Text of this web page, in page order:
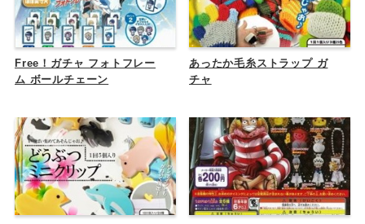
Free！ガチャ フォトフレー
ム ボールチェーン
あったか毛糸ストラップ ガ
チャ